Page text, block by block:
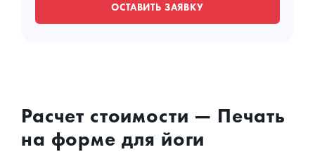
ОСТАВИТЬ ЗАЯВКУ
Расчет стоимости — Печать
на форме для йоги